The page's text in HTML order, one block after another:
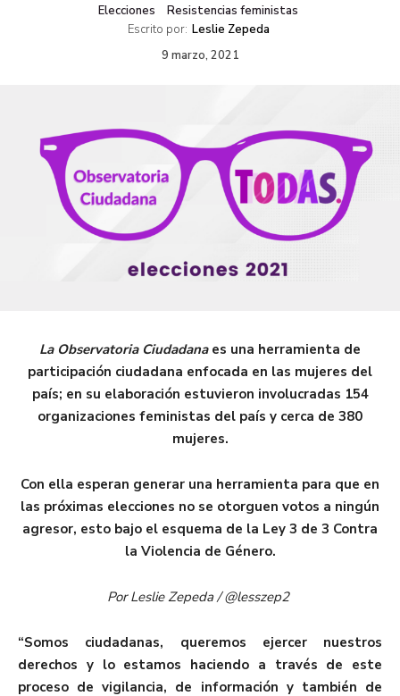
Elecciones
Resistencias feministas
Escrito por: Leslie Zepeda
9 marzo, 2021
La Observatoria Ciudadanaes una herramienta de
participación ciudadana enfocada en las mujeres del
país; en su elaboración estuvieron involucradas 154
organizaciones feministas del país y cerca de 380
mujeres.
Con ella esperan generar una herramienta para que en
las próximas elecciones no se otorguen votos a ningún
agresor, esto bajo el esquema de la Ley 3 de 3 Contra
la Violencia de Género.
Por Leslie Zepeda / @lesszep2
“Somos ciudadanas, queremos ejercer nuestros
derechos y lo estamos haciendo a través de este
proceso de vigilancia, de información y también de